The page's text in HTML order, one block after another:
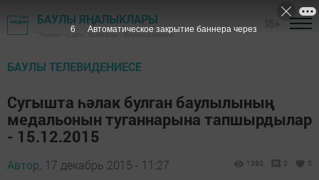
БАУЛЫ ЯҢАЛЫКЛАРЫ
"Хезмәткә дан" газетасы - Баулы районы
БАУЛЫ ТЕЛЕВИДЕНИЕСЕ
Сугышта һәлак булган баулылының
медальонын туганнарына тапшырдылар
- 15.12.2015
Автор, 17 декабрь 2015 - 11:27 1380 0 0
6 Автоматическое закрытие баннера через